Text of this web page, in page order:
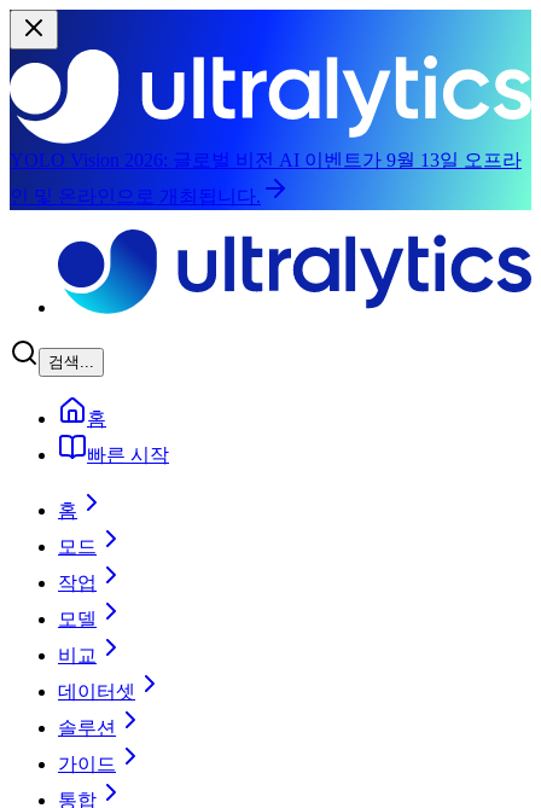
YOLO Vision 2026: 글로벌 비전 AI 이벤트가 9월 13일 오프라
인 및 온라인으로 개최됩니다.
검색...
홈
빠른 시작
홈
모드
작업
모델
비교
데이터셋
솔루션
가이드
통합